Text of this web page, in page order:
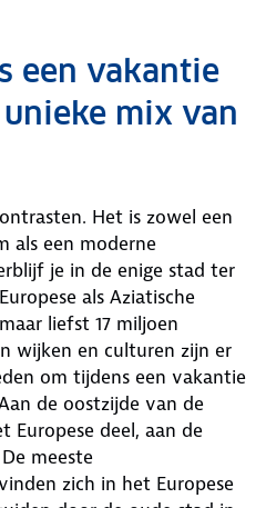
een vakantie
mix van
Het is zowel een
als een moderne
je in de enige stad ter
als Aziatische
liefst 17 miljoen
wijken en culturen zijn er
om tijdens een vakantie
de oostzijde van de
Europese deel, aan de
meeste
zich in het Europese